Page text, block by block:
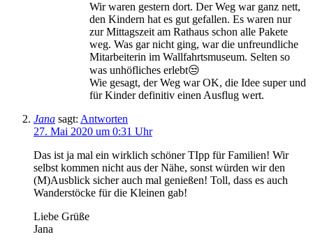
Wir waren gestern dort. Der Weg war ganz nett,
den Kindern hat es gut gefallen. Es waren nur
zur Mittagszeit am Rathaus schon alle Pakete
weg. Was gar nicht ging, war die unfreundliche
Mitarbeiterin im Wallfahrtsmuseum. Selten so
was unhöfliches erlebt😒
Wie gesagt, der Weg war OK, die Idee super und
für Kinder definitiv einen Ausflug wert.
Jana sagt: Antworten
27. Mai 2020 um 0:31 Uhr
Das ist ja mal ein wirklich schöner TIpp für Familien! Wir
selbst kommen nicht aus der Nähe, sonst würden wir den
(M)Ausblick sicher auch mal genießen! Toll, dass es auch
Wanderstöcke für die Kleinen gab!
Liebe Grüße
Jana